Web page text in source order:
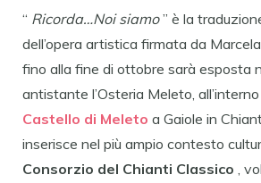
“ Ricorda…Noi siamo” è la
dell’opera artistica firmata da
fino alla fine di ottobre sarà esposta
antistante l’Osteria Meleto,
Castello di Meleto a Gaiole in
inserisce nel più ampio contesto
Consorzio del Chianti Classico ,